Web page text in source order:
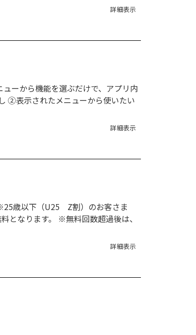
詳細表示
ーから機能を選ぶだけで、アプリ内
②表示されたメニューから使いたい
詳細表示
歳以下（U25 Z割）のお客さま
となります。 ※無料回数超過後は、
詳細表示